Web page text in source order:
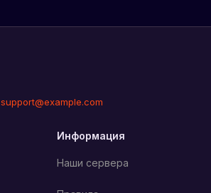
support@example.com
Информация
Наши сервера